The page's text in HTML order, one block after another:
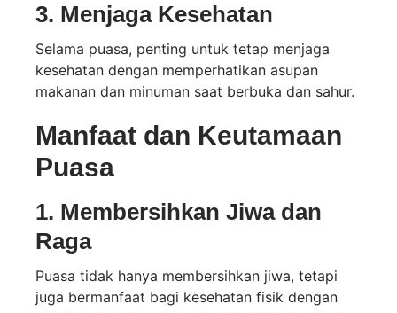
3. Menjaga Kesehatan
Selama puasa, penting untuk tetap menjaga
kesehatan dengan memperhatikan asupan
makanan dan minuman saat berbuka dan sahur.
Manfaat dan Keutamaan
Puasa
1. Membersihkan Jiwa dan
Raga
Puasa tidak hanya membersihkan jiwa, tetapi
juga bermanfaat bagi kesehatan fisik dengan